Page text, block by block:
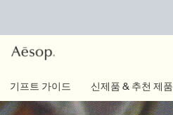
기프트 가이드 신제품 & 추천 제품